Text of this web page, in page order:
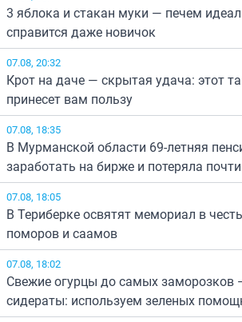
3 яблока и стакан муки — печем
справится даже новичок
07.08, 20:32
Крот на даче — скрытая удача: этот
принесет вам пользу
07.08, 18:35
В Мурманской области 69-летняя
заработать на бирже и потеряла
07.08, 18:05
В Териберке освятят мемориал в
поморов и саамов
07.08, 18:02
Свежие огурцы до самых заморозков
сидераты: используем зеленых